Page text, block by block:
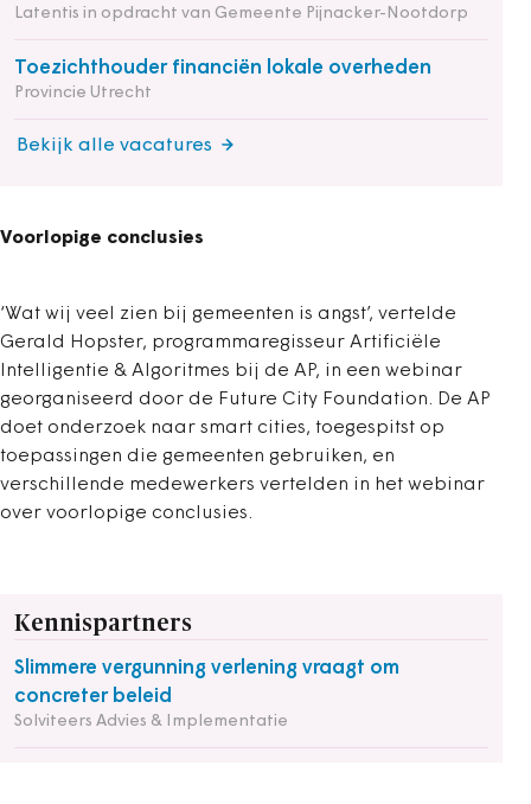
Latentis in opdracht van Gemeente Pijnacker-Nootdorp
Toezichthouder financiën lokale overheden
Provincie Utrecht
Bekijk alle vacatures
Voorlopige conclusies
‘Wat wij veel zien bij gemeenten is angst’, vertelde
Gerald Hopster, programmaregisseur Artificiële
Intelligentie & Algoritmes bij de AP, in een webinar
georganiseerd door de Future City Foundation. De AP
doet onderzoek naar smart cities, toegespitst op
toepassingen die gemeenten gebruiken, en
verschillende medewerkers vertelden in het webinar
over voorlopige conclusies.
Kennispartners
Slimmere vergunning verlening vraagt om
concreter beleid
Solviteers Advies & Implementatie